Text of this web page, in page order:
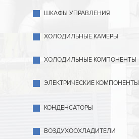
ШКАФЫ УПРАВЛЕНИЯ
ХОЛОДИЛЬНЫЕ КАМЕРЫ
ХОЛОДИЛЬНЫЕ КОМПОНЕНТЫ
ЭЛЕКТРИЧЕСКИЕ КОМПОНЕНТЫ
КОНДЕНСАТОРЫ
ВОЗДУХООХЛАДИТЕЛИ